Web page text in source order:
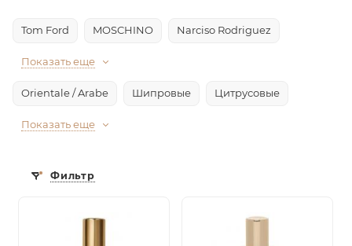
Tom Ford MOSCHINO Narciso Rodriguez
Показать еще
Orientale / Arabe Шипровые Цитрусовые
Показать еще
Фильтр